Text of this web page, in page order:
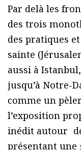
Par delà les
des trois
des pratiques
sainte
aussi à
jusqu’à Notre-
comme un
l’exposition
inédit autour
présentant une